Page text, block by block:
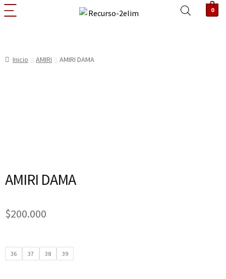
0
Inicio AMIRI AMIRI DAMA
AMIRI DAMA
$200.000
36 37 38 39